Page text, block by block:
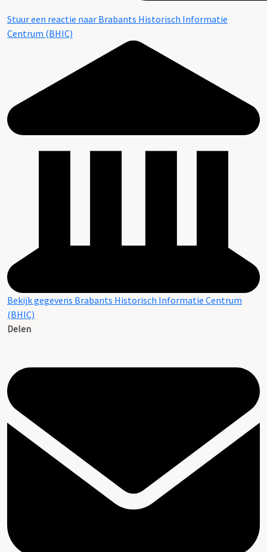
Stuur een reactie naar Brabants Historisch Informatie
Centrum (BHIC)
Bekijk gegevens Brabants Historisch Informatie Centrum
(BHIC)
Delen